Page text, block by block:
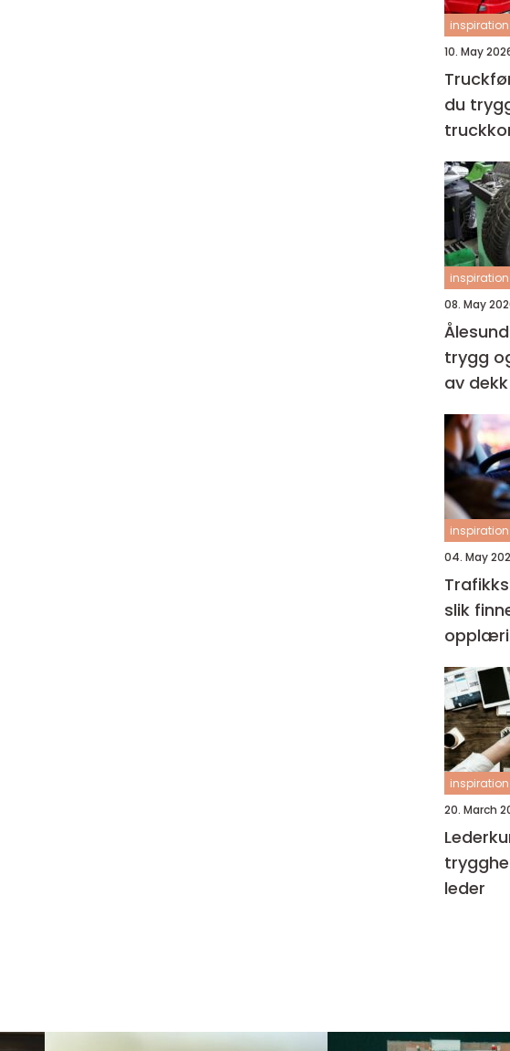
inspiration
10. May
du
inspiration
08. May
trygg
av
året
inspiration
04. May
slik
inspiration
20. March
leder